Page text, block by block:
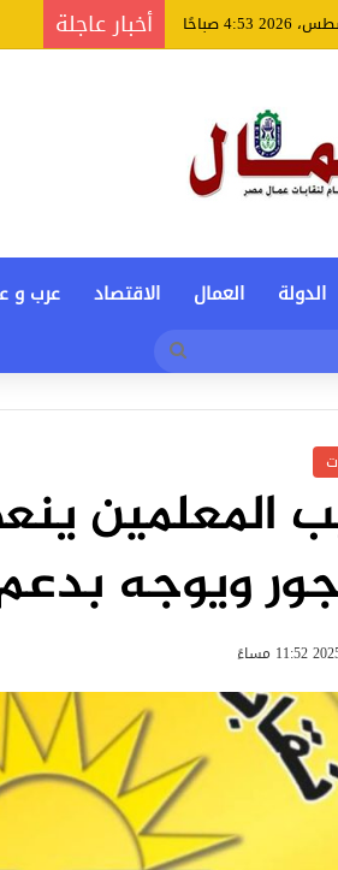
أخبار عاجلة
الدولة العمال الاقتصاد عرب و
المعلمين
ويوجه